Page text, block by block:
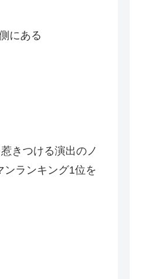
にある
きつける演出のノ
ランキング1位を